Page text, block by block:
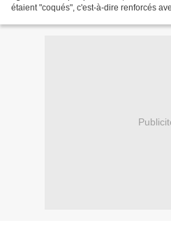
étaient "coqués", c'est-à-dire renforcés